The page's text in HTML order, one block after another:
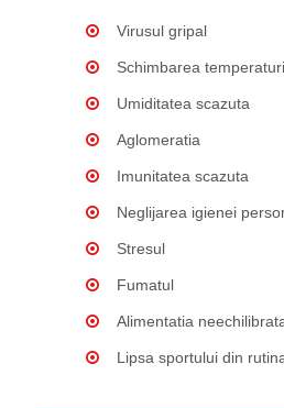
Virusul gripal
Schimbarea
Umiditatea scazuta
Aglomeratia
Imunitatea scazuta
Neglijarea igienei
Stresul
Fumatul
Alimentatia
Lipsa sportului din